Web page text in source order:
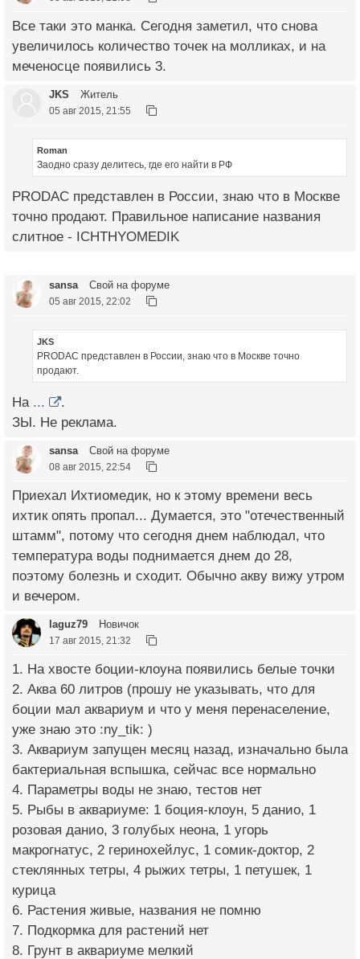
Все таки это манка. Сегодня заметил, что снова
увеличилось количество точек на молликах, и на
меченосце появились 3.
JKS Житель
05 авг 2015, 21:55
Roman
Заодно сразу делитесь, где его найти в РФ
PRODAC представлен в России, знаю что в Москве
точно продают. Правильное написание названия
слитное - ICHTHYOMEDIK
sansa Свой на форуме
05 авг 2015, 22:02
JKS
PRODAC представлен в России, знаю что в Москве точно
продают.
На ...
.
ЗЫ. Не реклама.
sansa Свой на форуме
08 авг 2015, 22:54
Приехал Ихтиомедик, но к этому времени весь
ихтик опять пропал... Думается, это "отечественный
штамм", потому что сегодня днем наблюдал, что
температура воды поднимается днем до 28,
поэтому болезнь и сходит. Обычно акву вижу утром
и вечером.
laguz79 Новичок
17 авг 2015, 21:32
1. На хвосте боции-клоуна появились белые точки
2. Аква 60 литров (прошу не указывать, что для
боции мал аквариум и что у меня перенаселение,
уже знаю это :ny_tik: )
3. Аквариум запущен месяц назад, изначально была
бактериальная вспышка, сейчас все нормально
4. Параметры воды не знаю, тестов нет
5. Рыбы в аквариуме: 1 боция-клоун, 5 данио, 1
розовая данио, 3 голубых неона, 1 угорь
макрогнатус, 2 геринохейлус, 1 сомик-доктор, 2
стеклянных тетры, 4 рыжих тетры, 1 петушек, 1
курица
6. Растения живые, названия не помню
7. Подкормка для растений нет
8. Грунт в аквариуме мелкий